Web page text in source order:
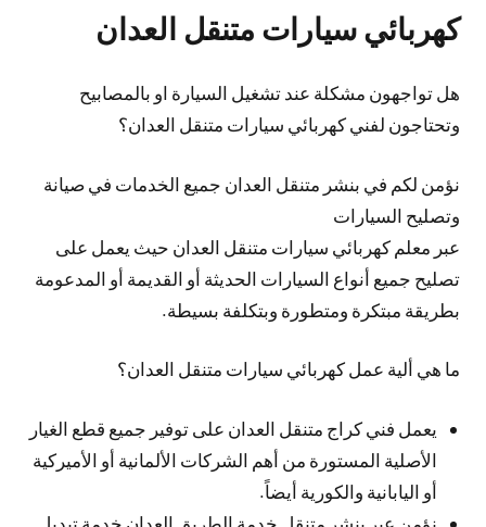
كهربائي سيارات متنقل العدان
هل تواجهون مشكلة عند تشغيل السيارة او بالمصابيح
وتحتاجون لفني كهربائي سيارات متنقل العدان؟
نؤمن لكم في بنشر متنقل العدان جميع الخدمات في صيانة
وتصليح السيارات
عبر معلم كهربائي سيارات متنقل العدان حيث يعمل على
تصليح جميع أنواع السيارات الحديثة أو القديمة أو المدعومة
بطريقة مبتكرة ومتطورة وبتكلفة بسيطة.
ما هي ألية عمل كهربائي سيارات متنقل العدان؟
يعمل فني كراج متنقل العدان على توفير جميع قطع الغيار
الأصلية المستورة من أهم الشركات الألمانية أو الأميركية
أو اليابانية والكورية أيضاً.
نؤمن عبر بنشر متنقل خدمة الطريق العدان خدمة تبديل